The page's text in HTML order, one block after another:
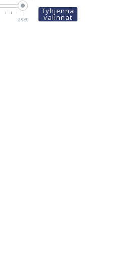
2 980
Tyhjennä
valinnat